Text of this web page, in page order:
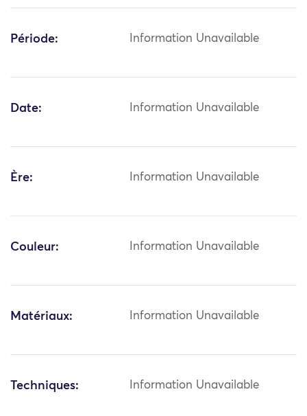
Période: Information Unavailable
Date: Information Unavailable
Ère: Information Unavailable
Couleur: Information Unavailable
Matériaux: Information Unavailable
Techniques: Information Unavailable